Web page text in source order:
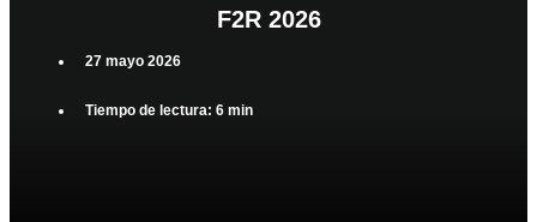
F2R 2026
27 mayo 2026
Tiempo de lectura: 6 min